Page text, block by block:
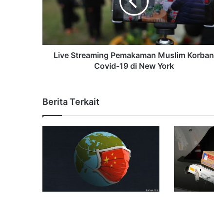
Live Streaming Pemakaman Muslim Korban
Covid-19 di New York
Berita Terkait